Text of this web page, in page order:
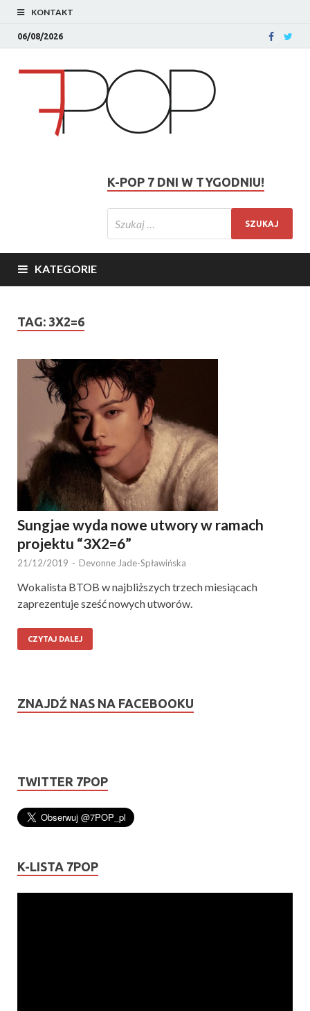
KONTAKT
06/08/2026
K-POP 7 DNI W TYGODNIU!
KATEGORIE
TAG: 3X2=6
Sungjae wyda nowe utwory w ramach
projektu “3X2=6”
21/12/2019 - Devonne Jade-Spławińska
Wokalista BTOB w najbliższych trzech miesiącach
zaprezentuje sześć nowych utworów.
CZYTAJ DALEJ
ZNAJDŹ NAS NA FACEBOOKU
TWITTER 7POP
K-LISTA 7POP